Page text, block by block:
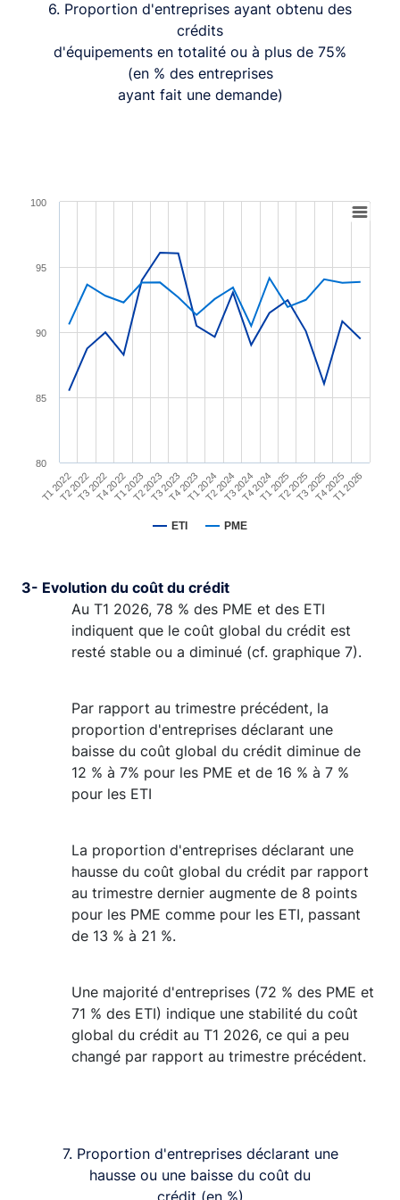
6. Proportion d'entreprises ayant obtenu des
crédits
d'équipements en totalité ou à plus de 75%
(en % des entreprises
ayant fait une demande)
View as data table, Chart
The chart has 1 X axis displaying XAxis.
The chart has 1 Y axis displaying YAxis. Range: 80 to
ETI PME
T1 2022T2 2022T3 2022T4 2022T1 2023T2 2023T3 2023T4 2023T1 2024T2 2024T3 2024T4 2024T1 2025T2 2025T3 2025T4 2025T1 2026
80
85
90
95
100
3- Evolution du coût du crédit
Au T1 2026, 78 % des PME et des ETI
indiquent que le coût global du crédit est
resté stable ou a diminué (cf. graphique 7).
Par rapport au trimestre précédent, la
proportion d'entreprises déclarant une
baisse du coût global du crédit diminue de
12 % à 7% pour les PME et de 16 % à 7 %
pour les ETI
La proportion d'entreprises déclarant une
hausse du coût global du crédit par rapport
au trimestre dernier augmente de 8 points
pour les PME comme pour les ETI, passant
de 13 % à 21 %.
Une majorité d'entreprises (72 % des PME et
71 % des ETI) indique une stabilité du coût
global du crédit au T1 2026, ce qui a peu
changé par rapport au trimestre précédent.
7. Proportion d'entreprises déclarant une
hausse ou une baisse du coût du
crédit (en %)